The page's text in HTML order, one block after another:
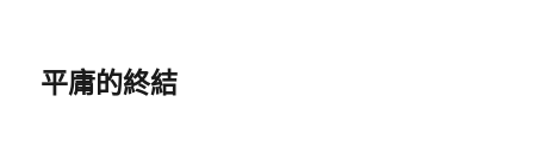
平庸的終結